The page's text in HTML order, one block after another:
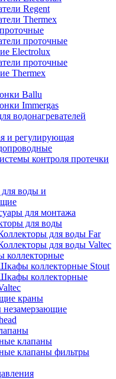
Regent
Thermex
проточные
Electrolux
проточные
Thermex
Ballu
Immergas
водонагревателей
и регулирующая
контроля протечки
воды и
для монтажа
для воды
для воды Far
для воды Valtec
коллекторные
коллекторные Stout
коллекторные
краны
клапаны
клапаны фильтры